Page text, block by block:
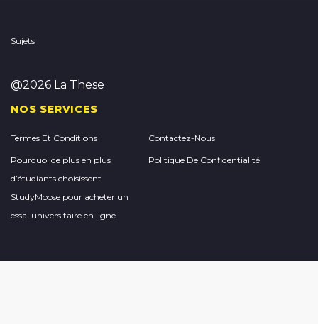
Sujets
@2026 La These
NOS SERVICES
Termes Et Conditions Contactez-Nous
Pourquoi de plus en plus
d’étudiants choisissent
StudyMoose pour acheter un
essai universitaire en ligne
Politique De Confidentialité